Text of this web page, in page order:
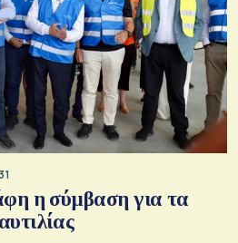
η σύμβαση για τα